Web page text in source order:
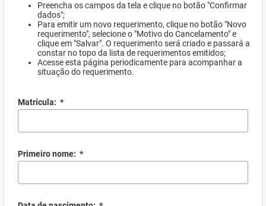
Preencha os campos da tela e clique no botão "Confirmar
dados";
Para emitir um novo requerimento, clique no botão "Novo
requerimento", selecione o "Motivo do Cancelamento" e
clique em "Salvar". O requerimento será criado e passará a
constar no topo da lista de requerimentos emitidos;
Acesse esta página periodicamente para acompanhar a
situação do requerimento.
Matrícula: *
Primeiro nome: *